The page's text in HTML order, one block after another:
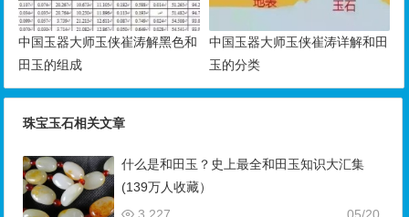
中国玉器大师玉侠崔涛解黑色和
田玉的组成
中国玉器大师玉侠崔涛详解和田
玉的分类
珠宝玉石相关文章
什么是和田玉？史上最全和田玉知识大汇集
(139万人收藏）